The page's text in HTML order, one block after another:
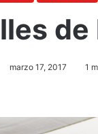
marzo 17, 2017 1